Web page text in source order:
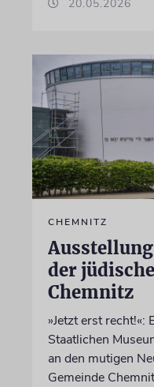
20.05.2026
CHEMNITZ
der
Chemnitz
»Jetzt erst recht!«:
Staatlichen
an den mutigen
Gemeinde